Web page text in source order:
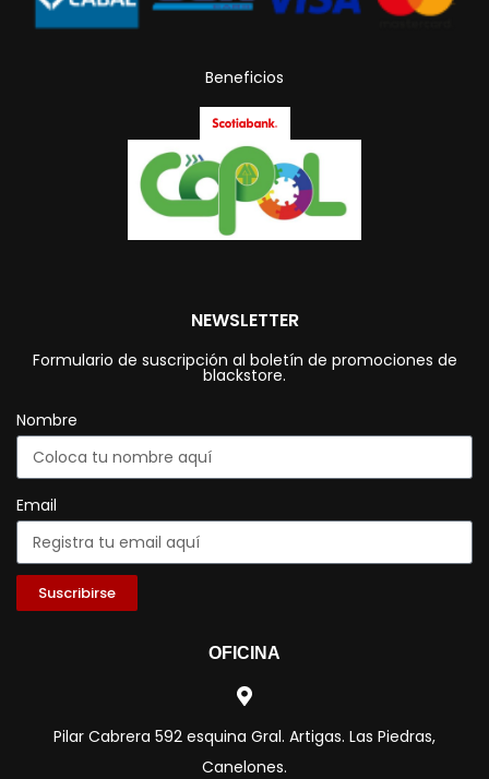
Beneficios
NEWSLETTER
Formulario de suscripción al boletín de promociones de
blackstore.
Nombre
Email
Suscribirse
OFICINA
Pilar Cabrera 592 esquina Gral. Artigas. Las Piedras,
Canelones.